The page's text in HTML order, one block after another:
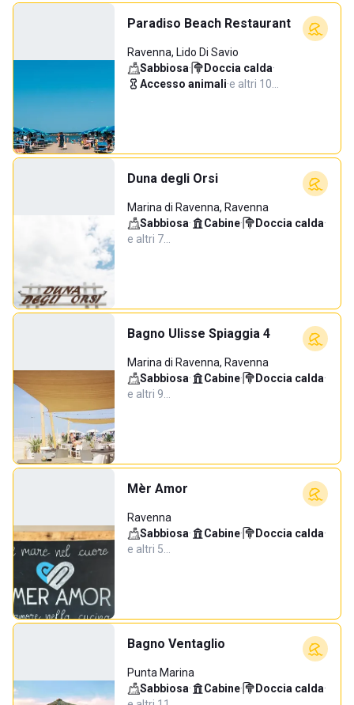
Paradiso Beach Restaurant
Ravenna, Lido Di Savio
Sabbiosa· Doccia calda·
Accesso animali·e altri 10…
Duna degli Orsi
Marina di Ravenna, Ravenna
Sabbiosa· Cabine· Doccia calda·
e altri 7…
Bagno Ulisse Spiaggia 4
Marina di Ravenna, Ravenna
Sabbiosa· Cabine· Doccia calda·
e altri 9…
Mèr Amor
Ravenna
Sabbiosa· Cabine· Doccia calda·
e altri 5…
Bagno Ventaglio
Punta Marina
Sabbiosa· Cabine· Doccia calda·